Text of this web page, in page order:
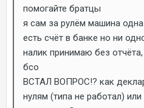
помогайте братцы
я сам за рулём машина одна
есть счёт в банке но ни
налик принимаю без
бсо
ВСТАЛ ВОПРОС!? как
нулям (типа не работал) или